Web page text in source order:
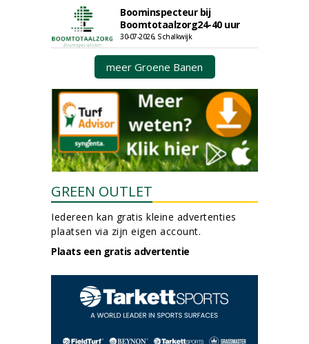
Boominspecteur bij
Boomtotaalzorg24-40 uur
30-07-2026, Schalkwijk
meer Groene Banen
GREEN OUTLET
Iedereen kan gratis kleine advertenties
plaatsen via zijn eigen account.
Plaats een gratis advertentie